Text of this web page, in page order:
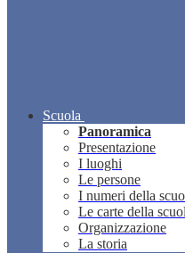
Scuola
Panoramica
Presentazione
I luoghi
Le persone
I numeri della
Le carte della
Organizzazione
La storia